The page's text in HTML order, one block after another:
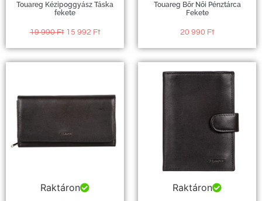
Touareg Kézipoggyász Táska
fekete
19 990Ft 15 992 Ft
Touareg Bőr Női Pénztárca
Fekete
20 990 Ft
Raktáron Raktáron